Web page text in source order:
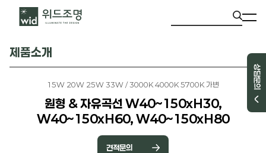
상담문의
제품소개
15W 20W 25W 33W / 3000K 4000K 5700K 가변
원형 & 자유곡선 W40~150xH30,
W40~150xH60, W40~150xH80
견적문의